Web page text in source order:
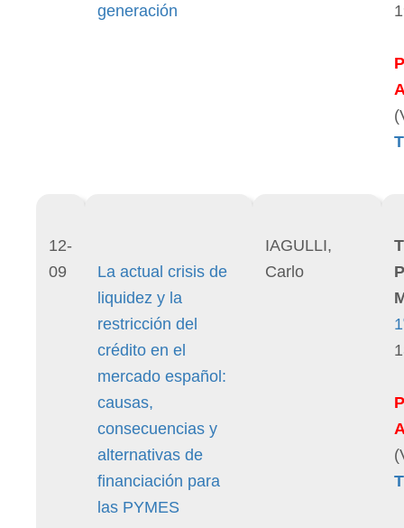
generación
12-
09
La actual crisis de
liquidez y la
restricción del
crédito en el
mercado español:
causas,
consecuencias y
alternativas de
financiación para
las PYMES
IAGULLI,
Carlo
1